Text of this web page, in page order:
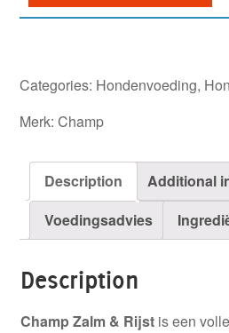
Categories: Hondenvoeding,
Merk:Champ
Description
Additional
Voedingsadvies
Description
Champ Zalm & Rijst is een